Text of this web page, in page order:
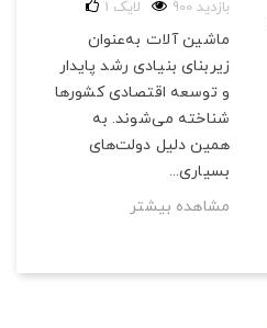
900 بازدید 1 لایک
ماشین آلات به‌عنوان
زیربنای بنیادی رشد پایدار
و توسعه اقتصادی کشورها
شناخته می‌شوند. به
همین دلیل دولت‌های
بسیاری...
مشاهده بیشتر